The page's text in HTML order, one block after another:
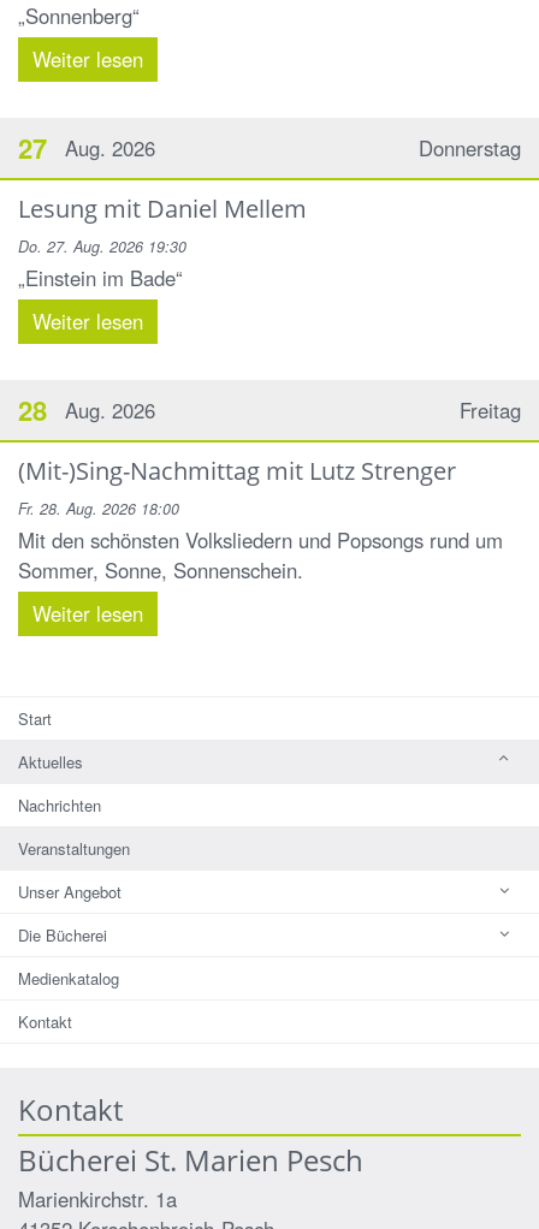
„Sonnenberg“
Weiter lesen
Donnerstag
27 Aug. 2026
Lesung mit Daniel Mellem
Do. 27. Aug. 2026 19:30
„Einstein im Bade“
Weiter lesen
Freitag
28 Aug. 2026
(Mit-)Sing-Nachmittag mit Lutz Strenger
Fr. 28. Aug. 2026 18:00
Mit den schönsten Volksliedern und Popsongs rund um
Sommer, Sonne, Sonnenschein.
Weiter lesen
Start
Aktuelles
Nachrichten
Veranstaltungen
Unser Angebot
Die Bücherei
Medienkatalog
Kontakt
Kontakt
Bücherei St. Marien Pesch
Marienkirchstr. 1a